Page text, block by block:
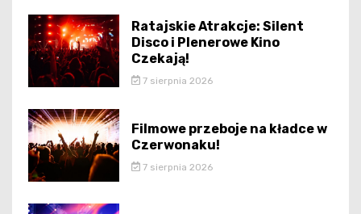
Ratajskie Atrakcje: Silent
Disco i Plenerowe Kino
Czekają!
7 sierpnia 2026
Filmowe przeboje na kładce w
Czerwonaku!
7 sierpnia 2026